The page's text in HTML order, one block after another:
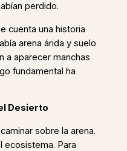
perdido.
cuenta una historia
arena árida y suelo
a aparecer manchas
fundamental ha
Desierto
sobre la arena.
ecosistema. Para